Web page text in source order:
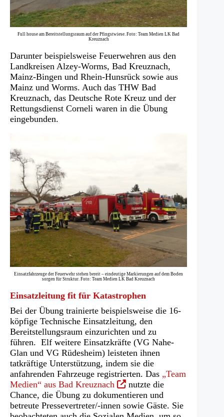
Full house am Bereitstellungsraum auf der Pfingstwiese. Foto: Team Medien LK Bad
Kreuznach
Darunter beispielsweise Feuerwehren aus den
Landkreisen Alzey-Worms, Bad Kreuznach,
Mainz-Bingen und Rhein-Hunsrück sowie aus
Mainz und Worms. Auch das THW Bad
Kreuznach, das Deutsche Rote Kreuz und der
Rettungsdienst Corneli waren in die Übung
eingebunden.
Einsatzfahrzeuge der Feuerwehr stehen bereit – eindeutige Markierungen auf dem Boden
sorgen für Struktur. Foto: Team Medien LK Bad Kreuznach
Einsatzleitung fit für Katastrophen
Bei der Übung trainierte beispielsweise die 16-
köpfige Technische Einsatzleitung, den
Bereitstellungsraum einzurichten und zu
führen. Elf weitere Einsatzkräfte (VG Nahe-
Glan und VG Rüdesheim) leisteten ihnen
tatkräftige Unterstützung, indem sie die
anfahrenden Fahrzeuge registrierten. Das „Team
Medien“ aus Bad Kreuznach (Öffnet
in
einem
nutzte die
Chance, die Übung zu dokumentieren und
betreute Pressevertreter/-innen sowie Gäste. Sie